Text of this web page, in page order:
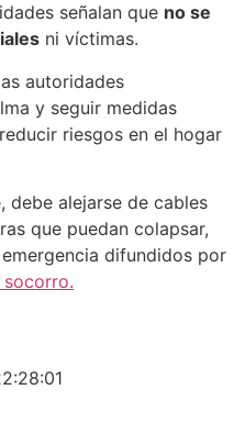
señalan que no se
ni víctimas.
autoridades
y seguir medidas
riesgos en el hogar
debe alejarse de cables
que puedan colapsar,
difundidos por
socorro.